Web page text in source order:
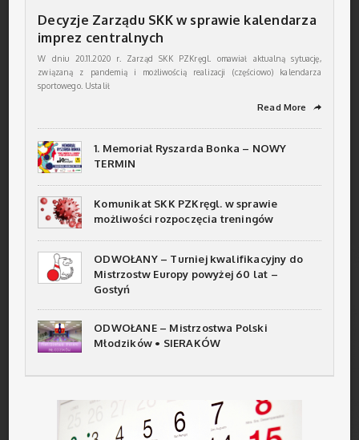
Decyzje Zarządu SKK w sprawie kalendarza
imprez centralnych
W dniu 20.11.2020 r. Zarząd SKK PZKręgl. omawiał aktualną sytuację,
związaną z pandemią i możliwością realizacji (częściowo) kalendarza
sportowego. Ustalił
Read More ➦
1. Memoriał Ryszarda Bonka – NOWY
TERMIN
Komunikat SKK PZKręgl. w sprawie
możliwości rozpoczęcia treningów
ODWOŁANY – Turniej kwalifikacyjny do
Mistrzostw Europy powyżej 60 lat –
Gostyń
ODWOŁANE – Mistrzostwa Polski
Młodzików • SIERAKÓW